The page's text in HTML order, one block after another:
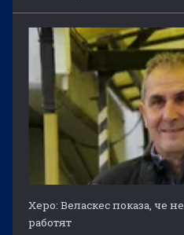
Херо: Веласкес показа, че
работят